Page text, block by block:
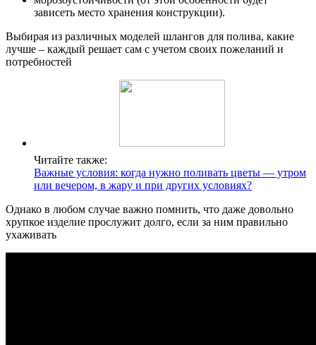
зависеть место хранения конструкции).
Выбирая из различных моделей шлангов для полива, какие
лучше – каждый решает сам с учетом своих пожеланий и
потребностей
Читайте также:
Важные условия: когда нужно поливать цветы — утром
или вечером, в жару и при других условиях?
Однако в любом случае важно помнить, что даже довольно
хрупкое изделие прослужит долго, если за ним правильно
ухаживать